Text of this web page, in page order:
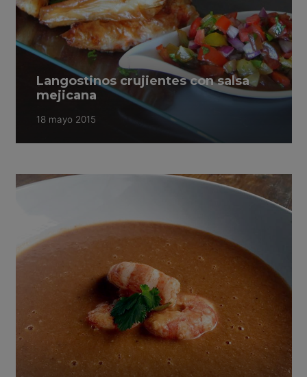
Langostinos crujientes con salsa
mejicana
18 mayo 2015